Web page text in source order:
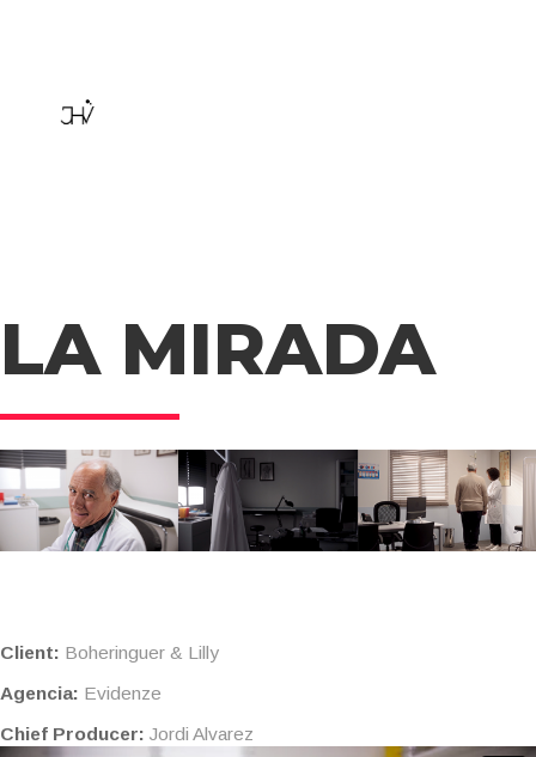
LA MIRADA
Client: Boheringuer & Lilly
Agencia: Evidenze
Chief Producer: Jordi Alvarez